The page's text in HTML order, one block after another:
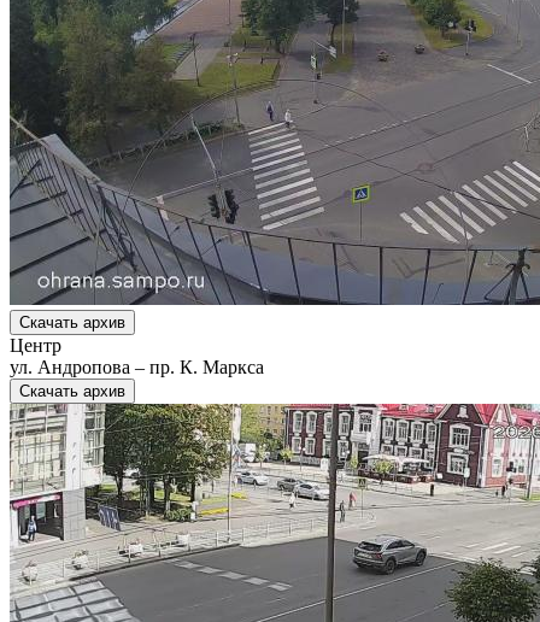
Скачать архив
Центр
ул. Андропова – пр. К. Маркса
Скачать архив